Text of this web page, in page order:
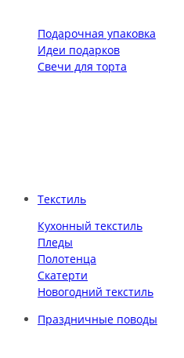
Подарочная упаковка
Идеи подарков
Свечи для торта
Текстиль
Кухонный текстиль
Пледы
Полотенца
Скатерти
Новогодний текстиль
Праздничные поводы